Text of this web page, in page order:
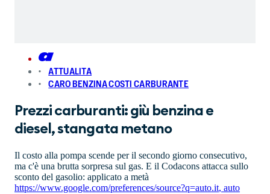
ATTUALITA
CARO BENZINA COSTI CARBURANTE
Prezzi carburanti: giù benzina e
diesel, stangata metano
Il costo alla pompa scende per il secondo giorno consecutivo,
ma c'è una brutta sorpresa sul gas. E il Codacons attacca sullo
sconto del gasolio: applicato a metà
https://www.google.com/preferences/source?q=auto.it, auto